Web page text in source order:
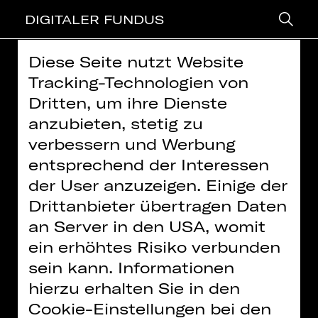
DIGITALER FUNDUS
> zurück
EINFÜHRUNG ONLINE:
TURANDOT
Oper von Giacomo Puccini
Inhalte zukünftig
immer aktivieren
Weitere Informationen finden Sie in unserer
Datenschutzerklärung
Video: Staatstheater Nürnberg |
Creative Commons BY-NC-ND
Mit drei unlösbaren Rätseln hält sich
TURANDOT potenzielle Ehemänner
vom Leib, bis Calaf sie scheinbar
Diese Seite nutzt Website
Tracking-Technologien von
Dritten, um ihre Dienste
anzubieten, stetig zu
verbessern und Werbung
entsprechend der Interessen
der User anzuzeigen. Einige der
Drittanbieter übertragen Daten
an Server in den USA, womit
ein erhöhtes Risiko verbunden
sein kann. Informationen
hierzu erhalten Sie in den
Cookie-Einstellungen bei den